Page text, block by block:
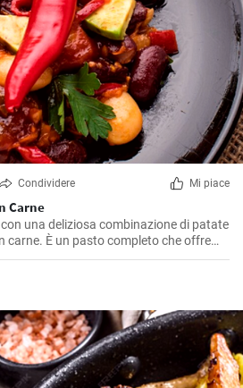
Condividere Mi piace
Carne
una deliziosa combinazione di patate
carne. È un pasto completo che offre
nelle giornate fredde.